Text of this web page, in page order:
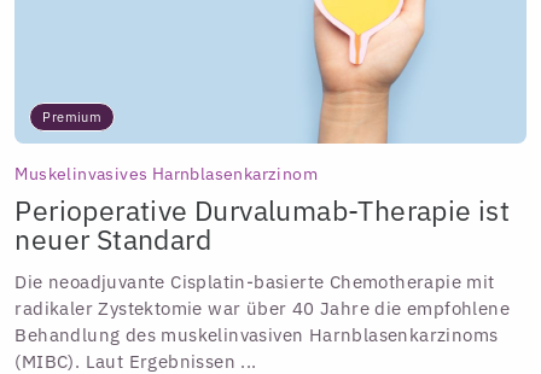
Premium
Muskelinvasives Harnblasenkarzinom
Perioperative Durvalumab-Therapie ist
neuer Standard
Die neoadjuvante Cisplatin-basierte Chemotherapie mit
radikaler Zystektomie war über 40 Jahre die empfohlene
Behandlung des muskelinvasiven Harnblasenkarzinoms
(MIBC). Laut Ergebnissen ...